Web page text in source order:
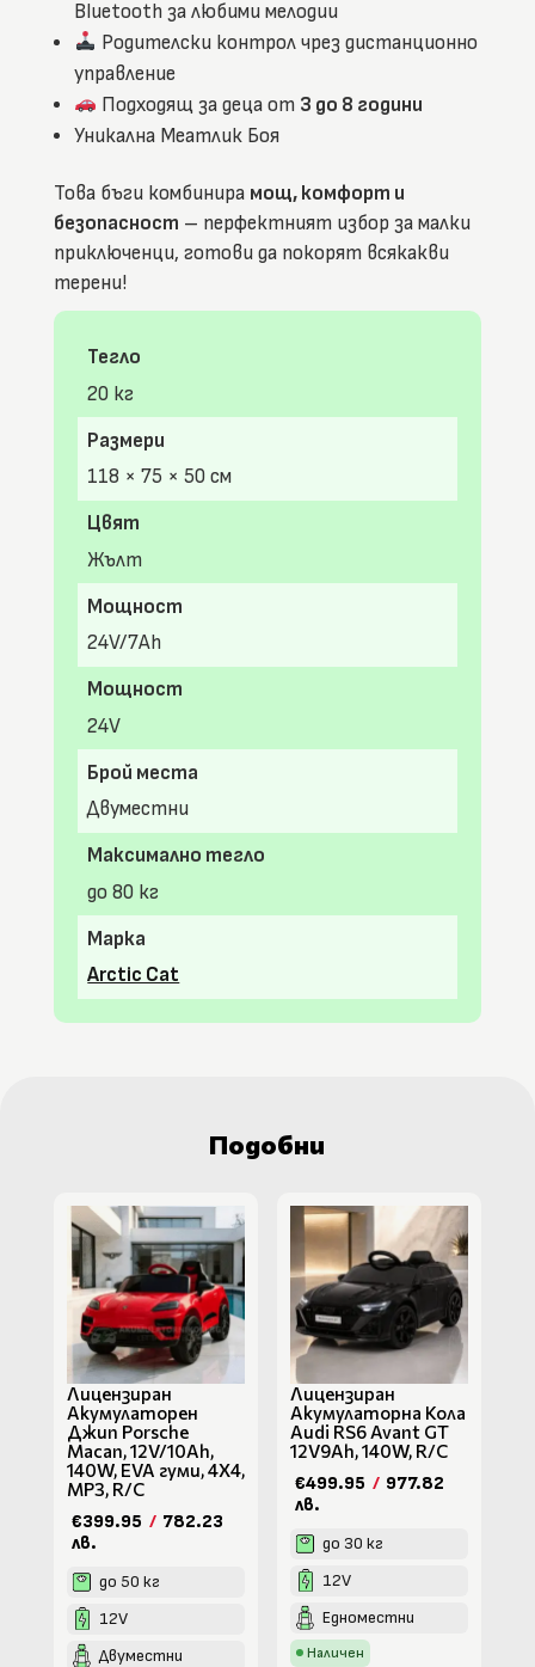
,
W
E
A
г
у
м
и
к
ж
Bluetooth за любими мелодии
Родителски контрол чрез дистанционно
управление
Подходящ за деца от 3 до 8 години
Уникална Меатлик Боя
Това бъги комбинира мощ, комфорт и
безопасност – перфектният избор за малки
приключенци, готови да покорят всякакви
терени!
Тегло
20 кг
Размери
118 × 75 × 50 см
Цвят
Жълт
Мощност
24V/7Ah
Мощност
24V
Брой места
Двуместни
Максимално тегло
до 80 кг
Марка
Arctic Cat
Подобни
Лицензиран
Акумулаторен
Джип Porsche
Macan, 12V/10Ah,
140W, EVA гуми, 4X4,
MP3, R/C
€399.95 / 782.23
лв.
до 50 кг
12V
Двуместни
Лицензиран
Акумулаторна Кола
Audi RS6 Avant GT
12V9Ah, 140W, R/C
€499.95 / 977.82
лв.
до 30 кг
12V
Едноместни
Наличен